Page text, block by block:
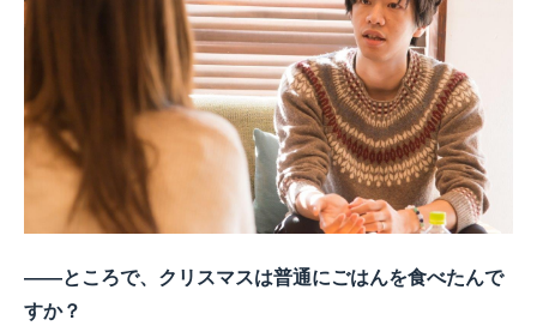
――ところで、クリスマスは普通にごはんを食べたんで
すか？